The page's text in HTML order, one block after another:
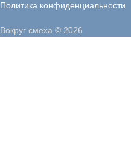
Политика конфиденциальности
Вокруг смеха © 2026